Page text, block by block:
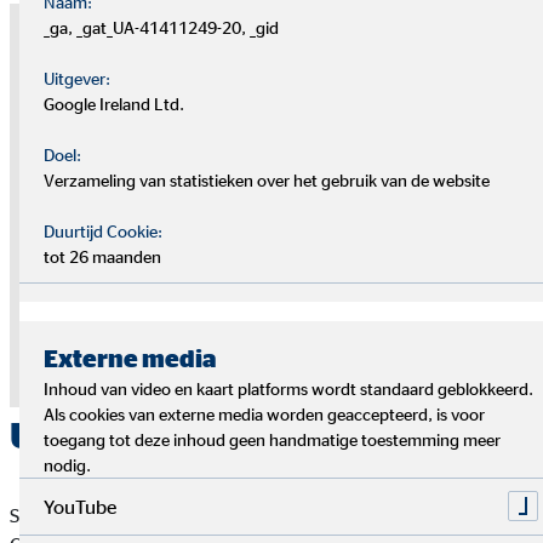
Uitdagingen als kans
Stephan is al sinds zijn jeugd klant bij OVB. In 2004 wordt de
Note on external media
At this point, we use the services of third-party providers to provide
you with additional information. The content is only displayed with
personal data may be processed in a third country without an
adequate level of data protection being guaranteed there.
please see the privacy policy.
Privacy Policy | Imprint
_ga, _gat_UA-41411249-20, _gid
Uitgever:
Google Ireland Ltd.
Doel:
Verzameling van statistieken over het gebruik van de website
Duurtijd Cookie:
tot 26 maanden
Externe media
Inhoud van video en kaart platforms wordt standaard geblokkeerd.
Als cookies van externe media worden geaccepteerd, is voor
toegang tot deze inhoud geen handmatige toestemming meer
nodig.
YouTube